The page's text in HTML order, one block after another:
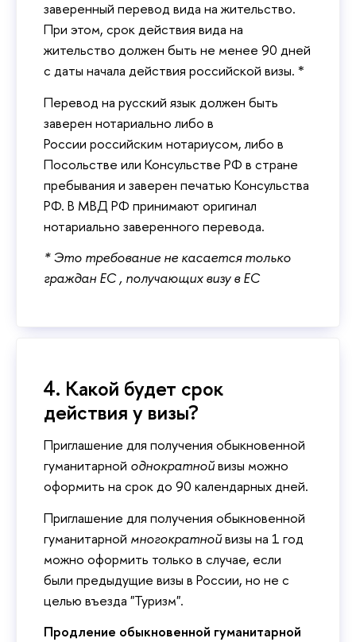
заверенный перевод вида на жительство.
При этом, срок действия вида на
жительство должен быть не менее 90 дней
с даты начала действия российской визы. *
Перевод на русский язык должен быть
заверен нотариально либо в
России российским нотариусом, либо в
Посольстве или Консульстве РФ в стране
пребывания и заверен печатью Консульства
РФ. В МВД РФ принимают оригинал
нотариально заверенного перевода.
* Это требование не касается только
граждан ЕС , получающих визу в ЕС
4. Какой будет срок
действия у визы?
Приглашение для получения обыкновенной
гуманитарной однократнойвизы можно
оформить на срок до 90 календарных дней.
Приглашение для получения обыкновенной
гуманитарной многократнойвизы на 1 год
можно оформить только в случае, если
были предыдущие визы в России, но не с
целью въезда "Туризм".
Продление обыкновенной гуманитарной